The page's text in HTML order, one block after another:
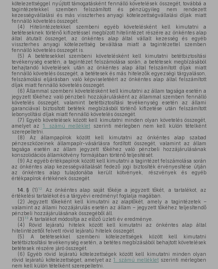
kötelezettséggel nyújtott támogatásként fennálló követelések összegét, továbbá a
tagintézetekkel szemben felszámított és pénzügyileg nem rendezett
kezességvállalási és más visszterhes anyagi kötelezettségvállalási díjak miatt
fennálló követelés összegét.
(4) Hitelintézetekkel szembeni egyéb követelésként kell kimutatni a
betéteseknek történő kifizetéssel megbízott hitelintézet részére az önkéntes alap
által átutalt összeget, az önkéntes alap által vállalt kezesség és egyéb
visszterhes anyagi kötelezettség beváltása miatt a tagintézettel szemben
fennálló követelés összegét is.
(5) A betétesekkel szembeni követelésként kell kimutatni betétbiztosítási
tevékenység esetén, a tagintézet felszámolása során, a betétesek megbízásából
behajtandó követelések után az önkéntes alap által felszámított díjak miatt
fennálló követelés összegét, a betétesek és más hitelezők egyezségi tárgyaláson,
felszámolási eljárásban való képviseletéért az önkéntes alap által felszámított
díjak miatt fennálló követelés összegét.
(6) Állammal szembeni követelésként kell kimutatni az állam tagsága esetén a
jegyzett tőkéhez való pénzbeli hozzájárulásként az állammal szemben fennálló
követelés összegét, valamint betétbiztosítási tevékenység esetén az állami
garanciával biztosított betétek megbízásból történő kifizetése után felszámított
lebonyolítási díjak miatt fennálló követelés összegét.
(7) Egyéb követelések között kell kimutatni minden olyan követelés összegét,
amelyet az 1. számú melléklet szerinti mérlegben nem kell külön tételként
szerepeltetni.
(8) Az állampapírok között kell kimutatni az önkéntes alap szabad
pénzeszközeinek állampapír-vásárlásra fordított összegét, valamint az állam
tagsága esetén az állam jegyzett tőkéhez való pénzbeli hozzájárulásának
konszolidációs államkötvény formájában történő teljesítését.
(9) Az egyéb értékpapírok között kell kimutatni a tagintézet felszámolása során
az önkéntes alap kezességvállalását fedező jogi biztosíték érvényesítése útján
az önkéntes alap tulajdonába került kötvények, részvények és egyéb
értékpapírok értékének összegét.
14. § (1) 12
Az önkéntes alap saját tőkéje a jegyzett tőkét, a tartalékot, az
értékelési tartalékot és a tárgyévi eredményt foglalja magában.
(2) Jegyzett tőkeként kell kimutatni az alaptőkét, amely a tagintézetek –
valamint az állami hozzájárulás esetén az állam – jegyzett tőkéhez teljesítendő
pénzbeli hozzájárulásának összegéből áll.
(3) 13 A tartalékot módosítja az előző üzleti év eredménye.
(4) Rövid lejáratú hitelek között kell kimutatni az önkéntes alap által
hitelintézettől felvett rövid lejáratú hitelek összegét.
(5) A betétesekkel szembeni kötelezettségek között kell kimutatni
betétbiztosítási tevékenység esetén, a betétes megbízásából behajtott követelések
betétesek részére járó összegét.
(6) Egyéb rövid lejáratú kötelezettségek között kell kimutatni minden olyan
rövid lejáratú kötelezettséget, amelyet az 1. számú melléklet szerinti mérlegben
nem kell külön tételként szerepeltetni.